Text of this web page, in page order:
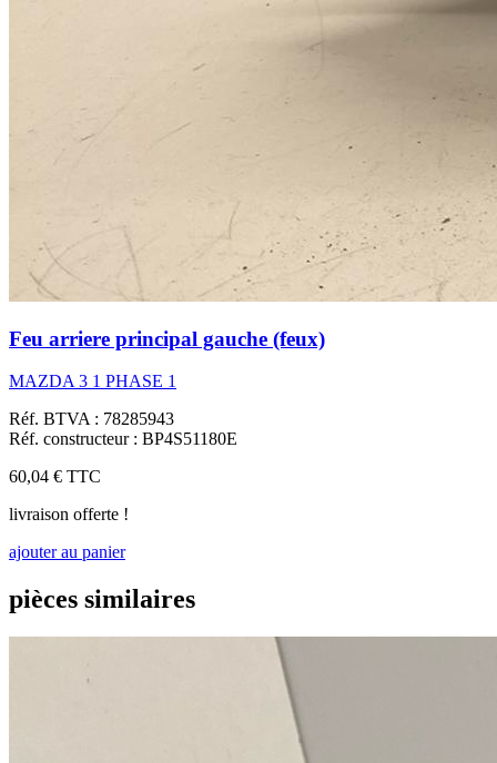
Feu arriere principal gauche (feux)
MAZDA 3 1 PHASE 1
Réf. BTVA : 78285943
Réf. constructeur : BP4S51180E
60,04 € TTC
livraison offerte !
ajouter au panier
pièces similaires